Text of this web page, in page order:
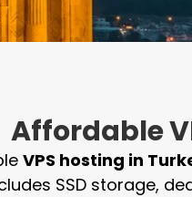
Affordable
VPS hosting in
SSD storage,